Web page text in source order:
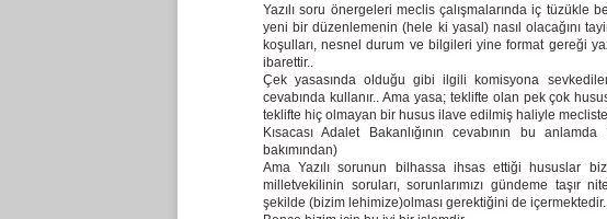
Yazılı soru önergeleri meclis çalışmalarında iç tüzükle
yeni bir düzenlemenin (hele ki yasal) nasıl olacağını
koşulları, nesnel durum ve bilgileri yine format gereği
ibarettir..
Çek yasasında olduğu gibi ilgili komisyona
cevabında kullanır.. Ama yasa; teklifte olan pek çok
teklifte hiç olmayan bir husus ilave edilmiş haliyle
Kısacası Adalet Bakanlığının cevabının bu
bakımından)
Ama Yazılı sorunun bilhassa ihsas ettiği hususlar
milletvekilinin soruları, sorunlarımızı gündeme taşır
şekilde (bizim lehimize)olması gerektiğini de içermektedir..